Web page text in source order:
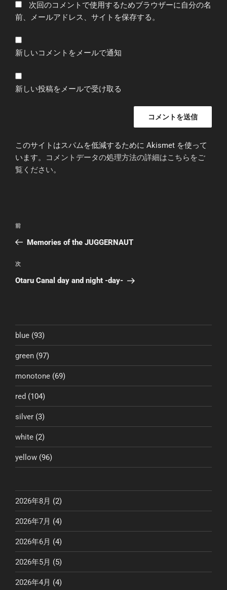
次回のコメントで使用するためブラウザーに自分の名
前、メールアドレス、サイトを保存する。
新しいコメントをメールで通知
新しい投稿をメールで受け取る
このサイトはスパムを低減するために Akismet を使って
います。
コメントデータの処理方法の詳細はこちらをご
覧ください。
投
ビ
ゲ
ン
前
の
稿
前
Memories of the JUGGERNAUT
次
の
次
Otaru Canal day and night -day-
blue (93)
green (97)
monotone (69)
red (104)
silver (3)
white (2)
yellow (96)
2026年8月 (2)
2026年7月 (4)
2026年6月 (4)
2026年5月 (5)
2026年4月 (4)